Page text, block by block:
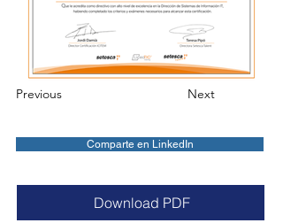
Previous Next
Comparte en LinkedIn
Download PDF